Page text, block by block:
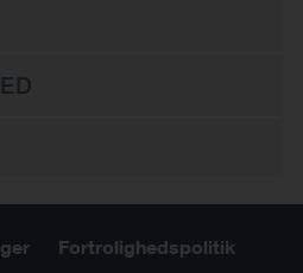
prod.rfa
prod.ifc
SAT
SKP
prod.skp
IFC
prod-Fortrolighedspolitik